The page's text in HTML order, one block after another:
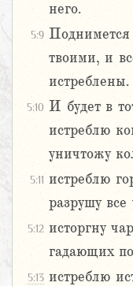
него.
5:9 Поднимется
твоими, и
истреблены.
5:10 И будет в
истреблю
уничтожу
5:11 истреблю
разрушу
5:12 исторгну
гадающих
5:13 истреблю